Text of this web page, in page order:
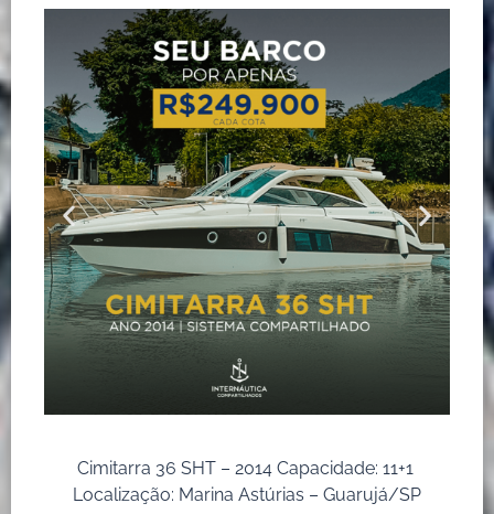
Cimitarra 36 SHT – 2014 Capacidade: 11+1
Localização: Marina Astúrias – Guarujá/SP